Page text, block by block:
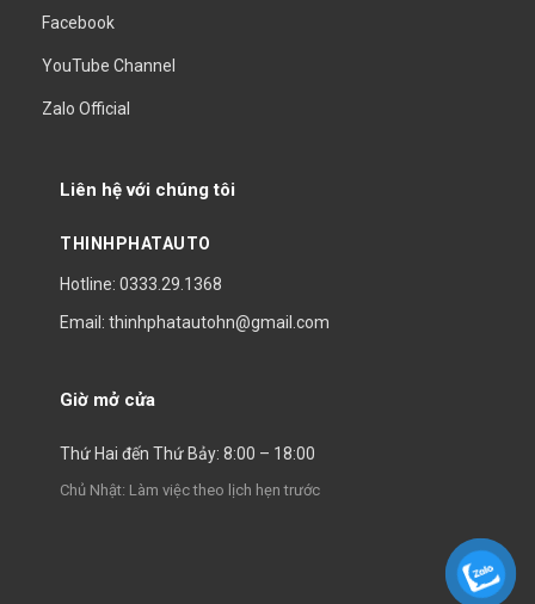
Facebook
YouTube Channel
Zalo Official
Liên hệ với chúng tôi
THINHPHATAUTO
Hotline: 0333.29.1368
Email: thinhphatautohn@gmail.com
Giờ mở cửa
Thứ Hai đến Thứ Bảy: 8:00 – 18:00
Chủ Nhật: Làm việc theo lịch hẹn trước